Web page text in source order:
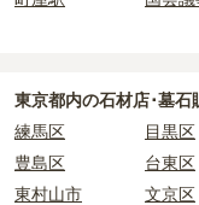
：お墓の
正確な費用は、区画や
積もりを取るまで確定し
現地見学では、担当者
必ず確認することをお
東京都内の石材店･墓石
練馬区
目黒区
豊島区
台東区
東村山市
文京区